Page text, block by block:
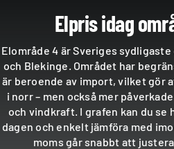
Elbolag
Elavtal
Billig el
Elpris idag
Elområde 4 är Sveriges
och Blekinge. Området har
är beroende av import, vilket gör
i norr – men också mer
och vindkraft. I grafen kan du
dagen och enkelt jämföra med
moms går snabbt att